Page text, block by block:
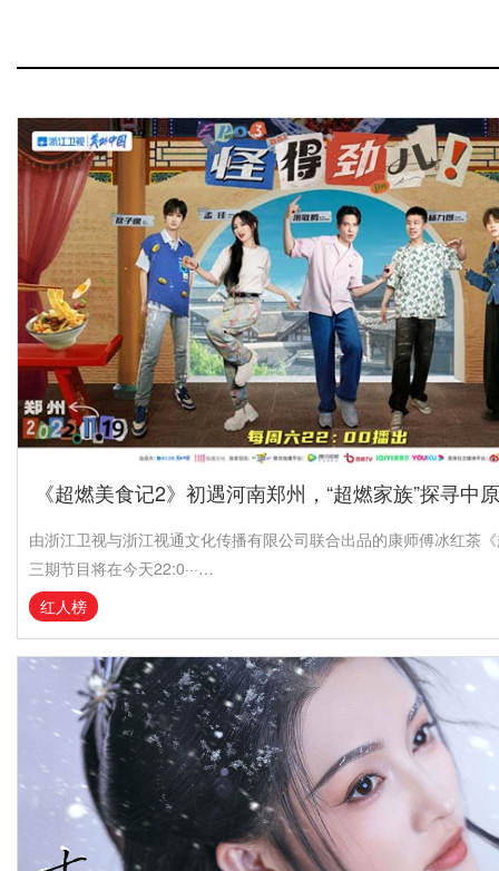
《超燃美食记2》初遇河南郑州，“超燃家族”探寻中
由浙江卫视与浙江视通文化传播有限公司联合出品的康师傅冰红茶
三期节目将在今天22:0···…
红人榜